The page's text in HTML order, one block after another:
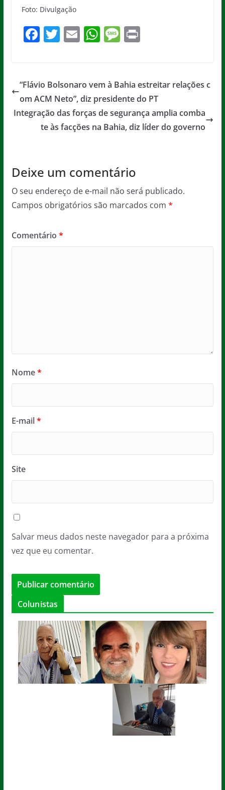
Foto: Divulgação
F
e
b
o
o
T
er
E
l
W
s
A
p
p
M
a
g
e
Pr
“Flávio Bolsonaro vem à Bahia estreitar relações c
om ACM Neto”, diz presidente do PT
Integração das forças de segurança amplia comba
te às facções na Bahia, diz líder do governo
Deixe um comentário
O seu endereço de e-mail não será publicado.
Campos obrigatórios são marcados com *
Comentário *
Nome*
E-mail*
Site
Salvar meus dados neste navegador para a próxima
vez que eu comentar.
Colunistas